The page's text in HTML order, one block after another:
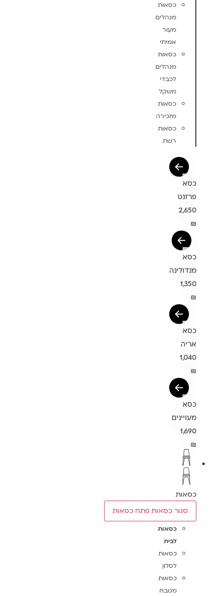
כסאות
מנהלים
מעור
אמיתי
כסאות
מנהלים
לכבדי
משקל
כסאות
מזכירה
כסאות
רשת
כסא
פרזנט
2,650
₪
כסא
מנדולינה
1,350
₪
כסא
אריה
1,040
₪
כסא
מעויינים
1,690
₪
כסאות
סגור כסאות פתח כסאות
כסאות
לבית
כסאות
לסלון
כסאות
מטבח